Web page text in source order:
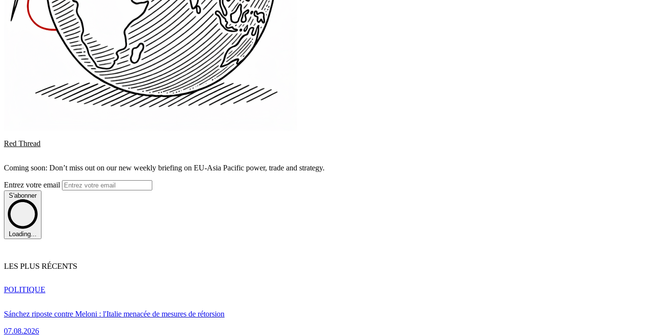
Red Thread
Coming soon: Don’t miss out on our new weekly briefing on EU-Asia Pacific power, trade and strategy.
Entrez votre email
S'abonner
Loading...
LES PLUS RÉCENTS
Sánchez riposte contre Meloni : l'Italie menacée de mesures de rétorsion
07.08.2026
POLITIQUE